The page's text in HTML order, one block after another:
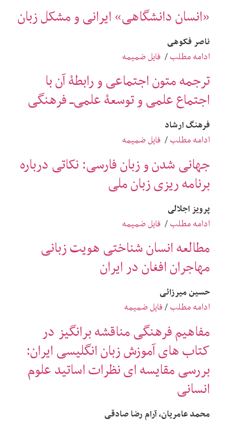
«انسان دانشگاهی» ایرانی و مشکل زبان
ناصر فکوهی
ادامه مطلب/ فایل ضمیمه
ترجمه متون اجتماعی و رابطۀ آن با
اجتماع علمی و توسعۀ علمی‌ـ فرهنگی
فرهنگ ارشاد
ادامه مطلب/ فایل ضمیمه
جهانی‌ شدن و زبان فارسی: نکاتی درباره
برنامه‌ ریزی زبان ملی
پرویز اجلالی
ادامه مطلب/ فایل ضمیمه
مطالعه انسان ‌شناختی هویت زبانی
مهاجران افغان در ایران
حسین میرزائی
ادامه مطلب/فایل ضمیمه
مفاهیم فرهنگی مناقشه ‌برانگیز در
کتاب ‌های آموزش زبان انگلیسی ایران:
بررسی مقایسه‌ ای نظرات اساتید علوم‌
انسانی
محمد عامریان،آرام رضا صادقی